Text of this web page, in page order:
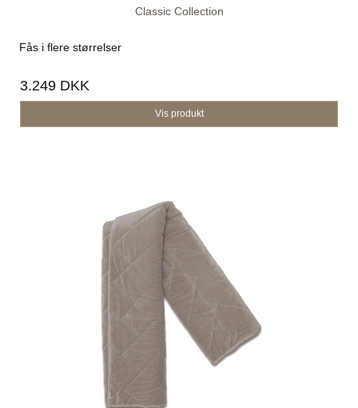
Classic Collection
Fås i flere størrelser
3.249 DKK
Vis produkt